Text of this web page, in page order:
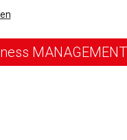
MANAGEMENT